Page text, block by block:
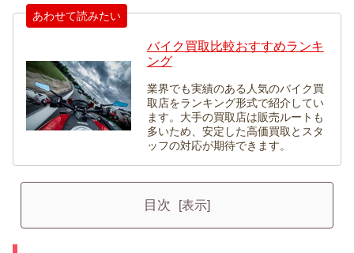
あわせて読みたい
バイク買取比較おすすめランキ
ング
業界でも実績のある人気のバイク買
取店をランキング形式で紹介してい
ます。大手の買取店は販売ルートも
多いため、安定した高価買取とスタ
ッフの対応が期待できます。
目次